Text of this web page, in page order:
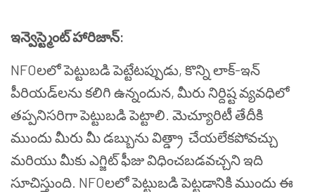
ఇన్వెస్ట్మెంట్హారిజాన్:
NFOలలోపెట్టుబడి పెట్టేటప్పుడు, కొన్నిలాక్-ఇన్
పీరియడ్లనుకలిగి ఉన్నందున, మీరునిర్దిష్టవ్యవధిలో
తప్పనిసరిగాపెట్టుబడి పెట్టాలి. మెచ్యూరిటీతేదీకి
ముందుమీరుమీడబ్బునువిత్డ్రా చేయలేకపోవచ్చు
మరియుమీకుఎగ్జిట్ఫీజువిధించబడవచ్చనిఇది
సూచిస్తుంది. NFOలలోపెట్టుబడి పెట్టడానికిముందుఈ